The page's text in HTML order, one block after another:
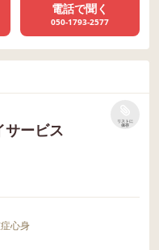
電話で聞く
050-1793-2577
サービス
リストに
保存
心身